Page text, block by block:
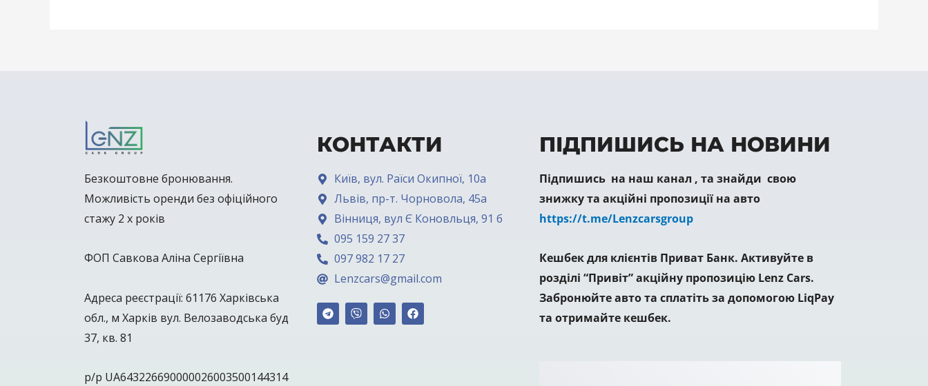
Безкоштовне бронювання.
Можливість оренди без офіційного
стажу 2 х років
ФОП Савкова Аліна Сергіївна
Адреса реєстрації: 61176 Харківська
обл., м Харків вул. Велозаводська буд
37, кв. 81
р/р UA643226690000026003500144314
КОНТАКТИ
Київ, вул. Раїси Окипної, 10а
Львів, пр-т. Чорновола, 45а
Вінниця, вул Є Коновльця, 91 б
095 159 27 37
097 982 17 27
Lenzcars@gmail.com
ПІДПИШИСЬ НА НОВИНИ
Підпишись на наш канал , та знайди свою
знижку та акційні пропозиції на авто
https://t.me/Lenzcarsgroup
Кешбек для клієнтів Приват Банк. Активуйте в
розділі “Привіт” акційну пропозицію Lenz Cars.
Забронюйте авто та сплатіть за допомогою LiqPay
та отримайте кешбек.